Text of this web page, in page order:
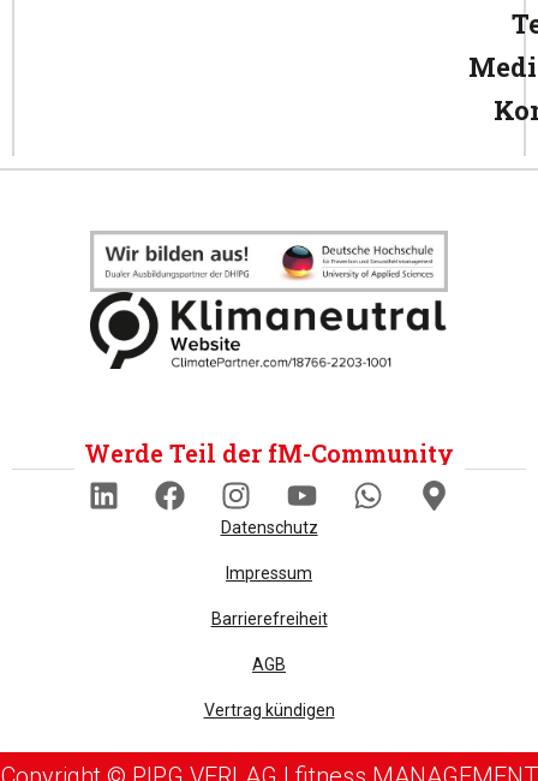
Werde Teil der fM-Community
Datenschutz
Impressum
Barrierefreiheit
AGB
Vertrag kündigen